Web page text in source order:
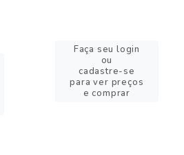
Faça seu login
ou
cadastre-se
para ver preços
e comprar